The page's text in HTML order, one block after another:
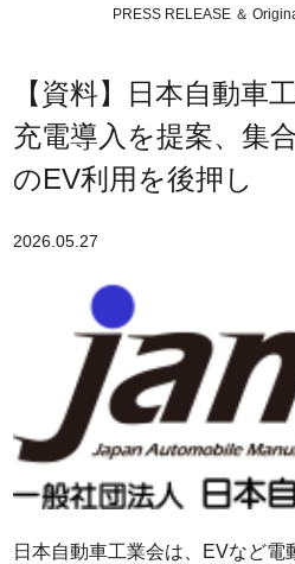
PRESS RELEASE ＆
【資料】日本自動車
充電導入を提案、集
のEV利用を後押し
2026.05.27
日本自動車工業会は、EVなど電